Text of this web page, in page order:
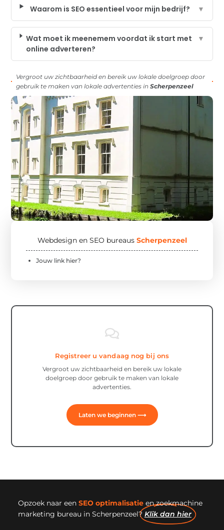
Waarom is SEO essentieel voor mijn bedrijf? ▼
Wat moet ik meenemem voordat ik start met
online adverteren?
▼
Vergroot uw zichtbaarheid en bereik uw lokale doelgroep door
gebruik te maken van lokale advertenties inScherpenzeel
Webdesign en SEO bureaus Scherpenzeel
Jouw link hier?
Registreer u vandaag nog bij ons
Vergroot uw zichtbaarheid en bereik uw lokale
doelgroep door gebruik te maken van lokale
advertenties.
Laten we beginnen ⟶
Opzoek naar een SEO optimalisatie en zoekmachine
marketing bureau in Scherpenzeel? Klik dan hier